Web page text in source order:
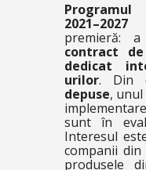
Programul
2021–2027
premieră:
contract
dedicat
urilor. Din
depuse,
sunt în
Interesul
companii
produsele